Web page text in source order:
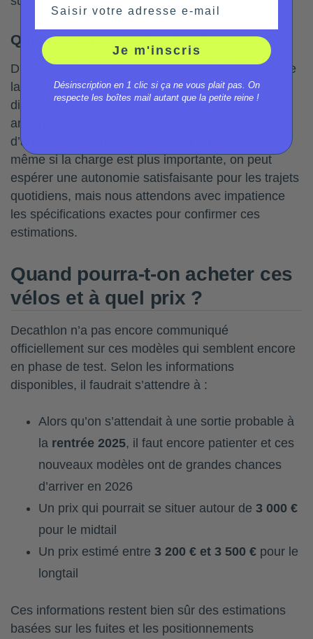
Quelle autonomie attendre ?
D’après les images, ces vélos semblent équipés de
la batterie de 694 Wh intégrée dans le tube
diagonal, comme sur l’E-ACTV 900. Decathlon
annonce pour ce modèle environ 65 km
d’autonomie en mode Turbo. Sur un vélo cargo,
même si la charge est plus importante, on peut
espérer une autonomie satisfaisante pour les trajets
quotidiens, mais nous attendons avec impatience
les spécifications exactes pour confirmer ces
estimations.
Quand pourra-t-on acheter ces
vélos et à quel prix ?
Decathlon n’a pas encore communiqué
officiellement sur ces modèles qui semblent encore
en phase de test. Selon les informations
disponibles, il faudrait s’attendre à :
Alors qu’on s’attendait à une sortie probable à
la rentrée 2025, il faut encore patienter et ces
nouveaux modèles ont de grandes chances
d’arriver en 2026
Un prix qui pourrait se situer autour de 3 000 €
pour le midtail
Un prix estimé entre 3 200 € et 3 500 € pour le
longtail
Ces informations restent bien sûr des estimations
basées sur les fuites et les positionnements
Je m'inscris
Désinscription en 1 clic si ça ne vous plait pas. On
respecte les boîtes mail autant que la petite reine !